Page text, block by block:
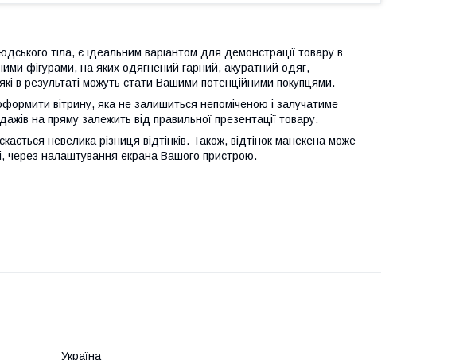
тіла, є ідеальним варіантом для демонстрації товару в
фігурами, на яких одягнений гарний, акуратний одяг,
в результаті можуть стати Вашими потенційними покупцями.
вітрину, яка не залишиться непоміченою і залучатиме
на пряму залежить від правильної презентації товару.
невелика різниця відтінків. Також, відтінок манекена може
через налаштування екрана Вашого пристрою.
Україна